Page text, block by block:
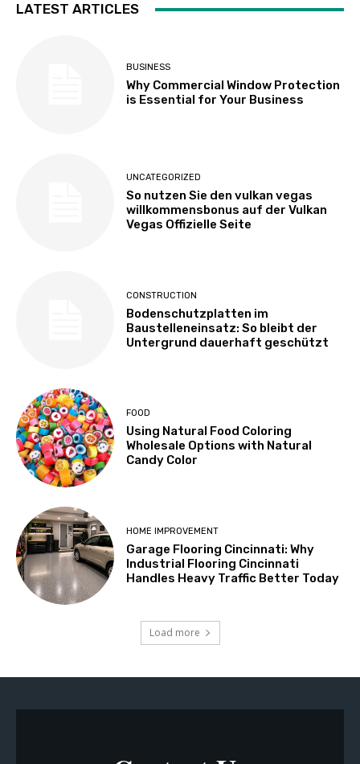
LATEST ARTICLES
BUSINESS
Why Commercial Window Protection
is Essential for Your Business
UNCATEGORIZED
So nutzen Sie den vulkan vegas
willkommensbonus auf der Vulkan
Vegas Offizielle Seite
CONSTRUCTION
Bodenschutzplatten im
Baustelleneinsatz: So bleibt der
Untergrund dauerhaft geschützt
FOOD
Using Natural Food Coloring
Wholesale Options with Natural
Candy Color
HOME IMPROVEMENT
Garage Flooring Cincinnati: Why
Industrial Flooring Cincinnati
Handles Heavy Traffic Better Today
Load more